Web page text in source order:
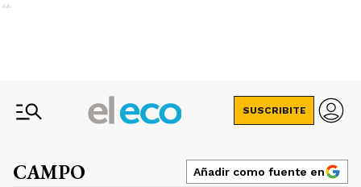
Ads
SUSCRIBITE
CAMPO Añadir como fuente en